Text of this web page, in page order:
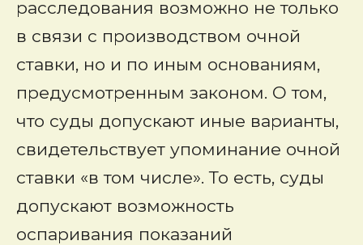
расследования возможно не только
в связи с производством очной
ставки, но и по иным основаниям,
предусмотренным законом. О том,
что суды допускают иные варианты,
свидетельствует упоминание очной
ставки «в том числе». То есть, суды
допускают возможность
оспаривания показаний